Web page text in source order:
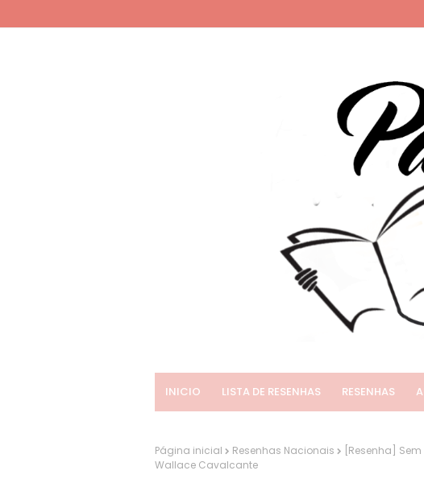
INICIO LISTA DE RESENHAS RESENHAS
Página inicial Resenhas Nacionais
[Resenha]
Wallace Cavalcante